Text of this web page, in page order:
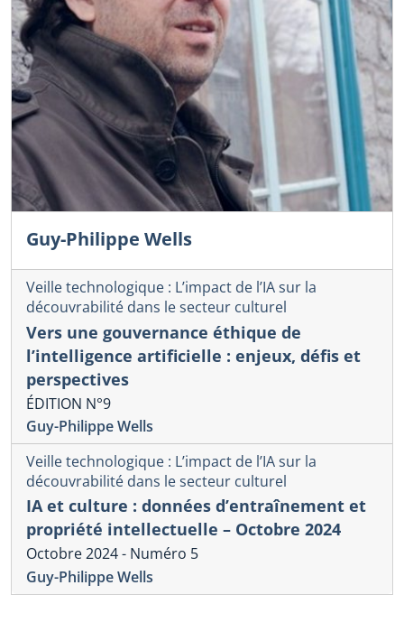
Guy-Philippe Wells
Veille technologique : L’impact de l’IA sur la
découvrabilité dans le secteur culturel
Vers une gouvernance éthique de
l’intelligence artificielle : enjeux, défis et
perspectives
ÉDITION N°9
Guy-Philippe Wells
Veille technologique : L’impact de l’IA sur la
découvrabilité dans le secteur culturel
IA et culture : données d’entraînement et
propriété intellectuelle – Octobre 2024
Octobre 2024 - Numéro 5
Guy-Philippe Wells